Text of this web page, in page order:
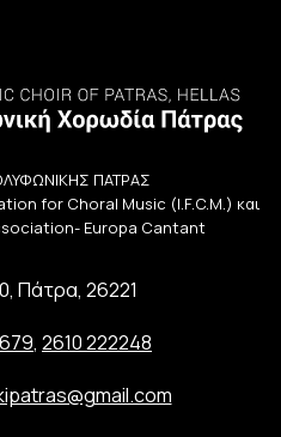
ΠΑΤΡΑΣ
for Choral Music (I.F.C.M.) και
Europa Cantant
Πάτρα, 26221
, 2610 222248